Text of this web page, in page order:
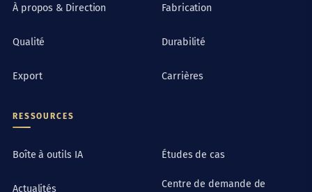
À propos & Direction Fabrication
Qualité Durabilité
Export Carrières
RESSOURCES
Boîte à outils IA Études de cas
Actualités
Centre de demande de